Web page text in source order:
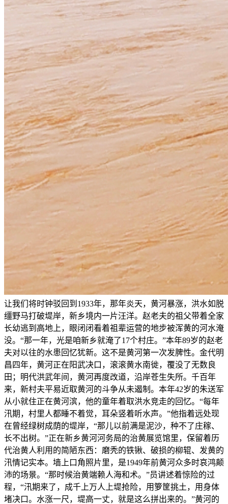
让我们将时钟驳回到1933年，那年炎天，黄河暴涨，洪水如脱
缰野马打破堤岸，新乡境内一片汪洋。赵老夫的祖父带着全家
长幼逃到高地上，眼闭闭看着祖辈运营的地步被浑黄的河水淹
没。“那一年，光是咱新乡就淹了17个村庄。”本年89岁的赵老
夫对以往的水患回忆犹新。这不是黄河第一次发脾性。金代明
昌四年，黄河正在阳武决口，滚滚黄水南徙，覆没了无数良
田；明代洪武年间，黄河再度改道，沿岸苍生失所。千百年
来，新村夫平易近取黄河的斗争从未遏制。本年42岁的朱送军
从小就住正在黄河滨，他的童年着取洪水竞走的回忆。“每年
汛期，村里人都睡不着觉，耳朵竖着听水声。”他指着远处现
在曾经绿树成荫的堤岸，“那儿以前满是泥沙，种不了庄稼、
长不出树。”正在新乡黄河河务局的治黄展览馆里，保留着历
代治黄人利用的简陋东西：磨秃的铁锹、破损的柳辊、发黄的
汛情记实本。墙上口角照片里，是1949年前黄河众多时哀鸿颠
沛的场景。“那时候治黄端赖人海和术。”员讲述着惊险的过
程，“汛期来了，成千上万人上堤抢险，用箩筐挑土，用身体
堵决口。水涨一尺，堤高一丈，就是这么拼出来的。”黄河的